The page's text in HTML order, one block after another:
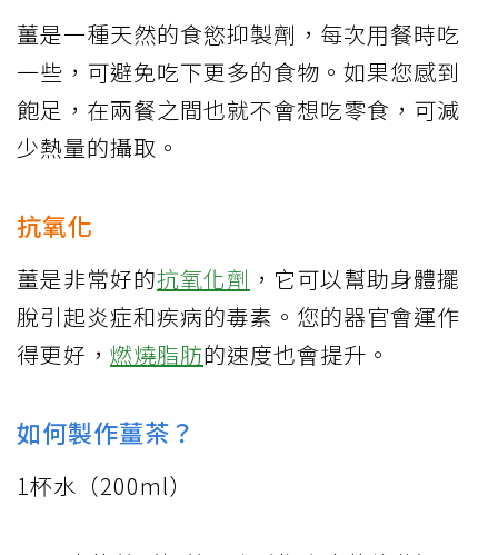
薑是一種天然的食慾抑製劑，每次用餐時吃
一些，可避免吃下更多的食物。如果您感到
飽足，在兩餐之間也就不會想吃零食，可減
少熱量的攝取。
抗氧化
薑是非常好的抗氧化劑 ，它可以幫助身體擺
脫引起炎症和疾病的毒素。您的器官會運作
得更好， 燃燒脂肪的速度也會提升。
如何製作薑茶？
1杯水（200ml）